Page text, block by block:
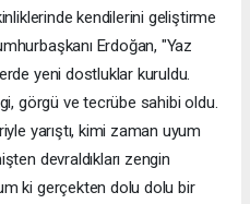
kendilerini geliştirme
Erdoğan, "Yaz
yeni dostluklar kuruldu.
görgü ve tecrübe sahibi oldu.
yarıştı, kimi zaman uyum
devraldıkları zengin
ki gerçekten dolu dolu bir